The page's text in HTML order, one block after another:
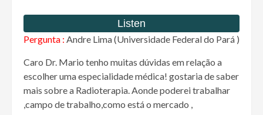
Pergunta : Andre Lima (Universidade Federal do Pará )
Caro Dr. Mario tenho muitas dúvidas em relação a
escolher uma especialidade médica! gostaria de saber
mais sobre a Radioterapia. Aonde poderei trabalhar
,campo de trabalho,como está o mercado ,